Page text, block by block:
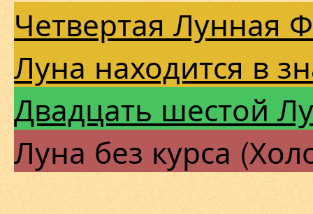
Четвертая Лунная
Луна находится в
Двадцать шестой
Луна без курса